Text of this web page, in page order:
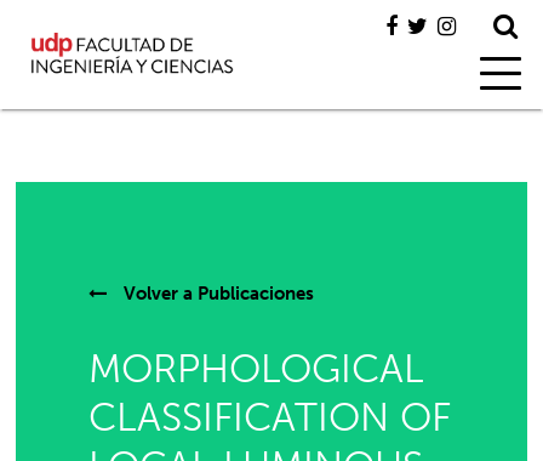
Volver a Publicaciones
MORPHOLOGICAL
CLASSIFICATION OF